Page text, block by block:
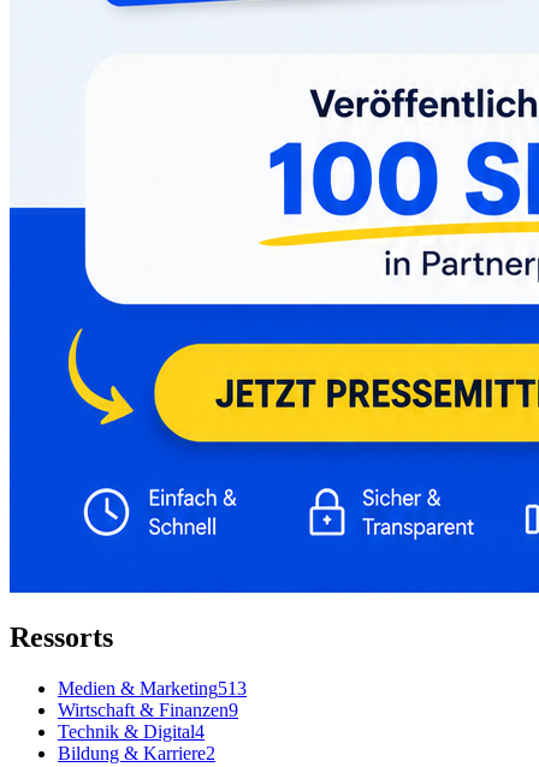
Ressorts
Medien & Marketing513
Wirtschaft & Finanzen9
Technik & Digital4
Bildung & Karriere2